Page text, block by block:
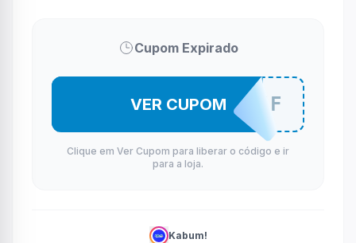
Cupom Expirado
HP50OFF
VER CUPOM
Clique em Ver Cupom para liberar o código e ir
para a loja.
Kabum!